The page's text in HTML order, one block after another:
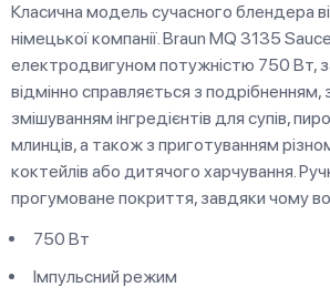
Класична модель сучасного блендера
німецької компанії. Braun MQ 3135
електродвигуном потужністю 750 Вт,
відмінно справляється з подрібненням,
змішуванням інгредієнтів для супів,
млинців, а також з приготуванням
коктейлів або дитячого харчування.
прогумоване покриття, завдяки чому
750 Вт
Імпульсний режим